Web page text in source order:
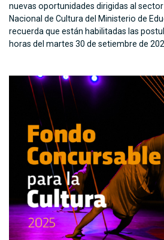
nuevas oportunidades dirigidas al
Nacional de Cultura del Ministerio de
recuerda que están habilitadas las
horas del martes 30 de setiembre de